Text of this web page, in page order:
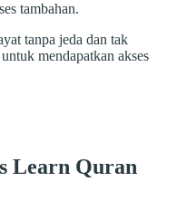
tambahan.
tanpa jeda dan tak
mendapatkan akses
Learn Quran